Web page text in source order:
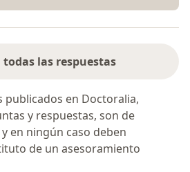
las respuestas
publicados en Doctoralia,
y respuestas, son de
en ningún caso deben
de un asesoramiento